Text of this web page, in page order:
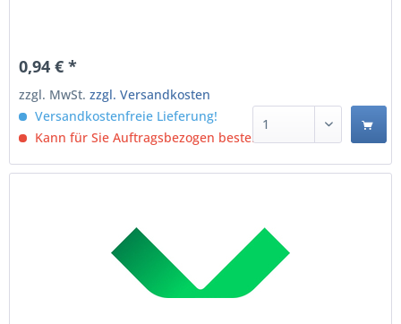
0,94 € *
zzgl. MwSt.zzgl. Versandkosten
Versandkostenfreie Lieferung!
Kann für Sie Auftragsbezogen bestellt werden.